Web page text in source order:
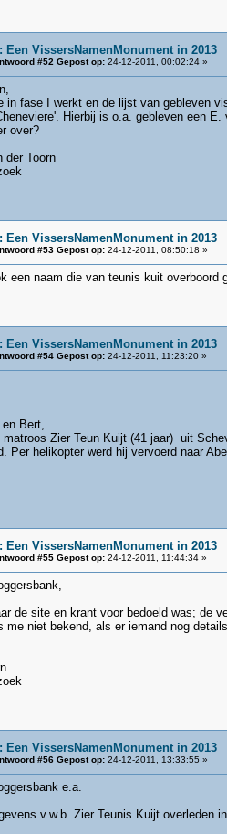
Een VissersNamenMonument in 2013
#52 Gepost op:24-12-2011, 00:02:24 »
in fase I werkt en de lijst van gebleven
Hierbij is o.a. gebleven een
over?
der Toorn
Een VissersNamenMonument in 2013
#53 Gepost op:24-12-2011, 08:50:18 »
een naam die van teunis kuit overboord
Een VissersNamenMonument in 2013
#54 Gepost op:24-12-2011, 11:23:20 »
en Bert,
matroos Zier Teun Kuijt (41 jaar) uit
Per helikopter werd hij vervoerd naar
Een VissersNamenMonument in 2013
#55 Gepost op:24-12-2011, 11:44:34 »
de site en krant voor bedoeld was; de
me niet bekend, als er iemand nog
Een VissersNamenMonument in 2013
#56 Gepost op:24-12-2011, 13:33:55 »
e.a.
v.w.b. Zier Teunis Kuijt overleden